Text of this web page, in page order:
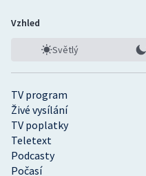
TV program
Živé vysílání
TV poplatky
Teletext
Podcasty
Počasí
Vzhled
Světlý